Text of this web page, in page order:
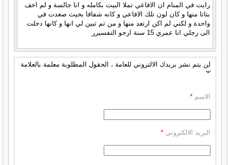
رايت في المنام ان الافاعي تملا البيت بكامله و انا جالسة و لم اخف
بتاتا منها و كان لون تلك الافاعي و كانه شفافا بحيث صعدت في
واحدة و لكني لم اكن ارتعد منها و من ثم تبين لي انها و كانها دخلت
الى رجلي انا عمري 15 سنة ارجو التفسيرر
لن يتم نشر بريدك الالتروني للعامة ، الحقول المطلوبة معلمة بالعلامة
'*'
الاسم *
البريد الالكتروني *